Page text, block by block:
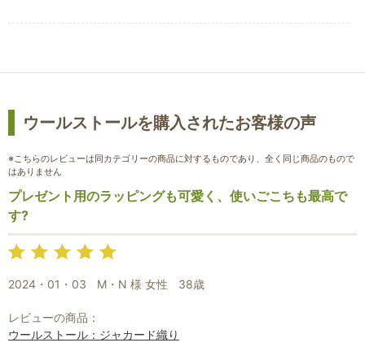
ウールストールを購入されたお客様の声
※こちらのレビューは同カテゴリーの商品に対するものであり、全く同じ商品のもので
はありません
プレゼント用のラッピングも可愛く、使いごこちも最高で
す?
2024・01・03 M・N 様 女性 38歳
レビューの商品：
ウールストール：ジャカード織り